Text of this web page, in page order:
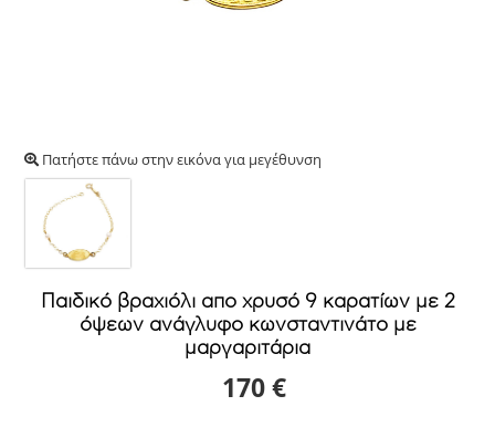
Πατήστε πάνω στην εικόνα για μεγέθυνση
Παιδικό βραχιόλι απο χρυσό 9 καρατίων με 2
όψεων ανάγλυφο κωνσταντινάτο με
μαργαριτάρια
170 €